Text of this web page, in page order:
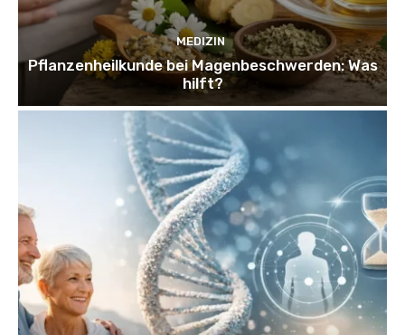
MEDIZIN
Pflanzenheilkunde bei Magenbeschwerden: Was
hilft?